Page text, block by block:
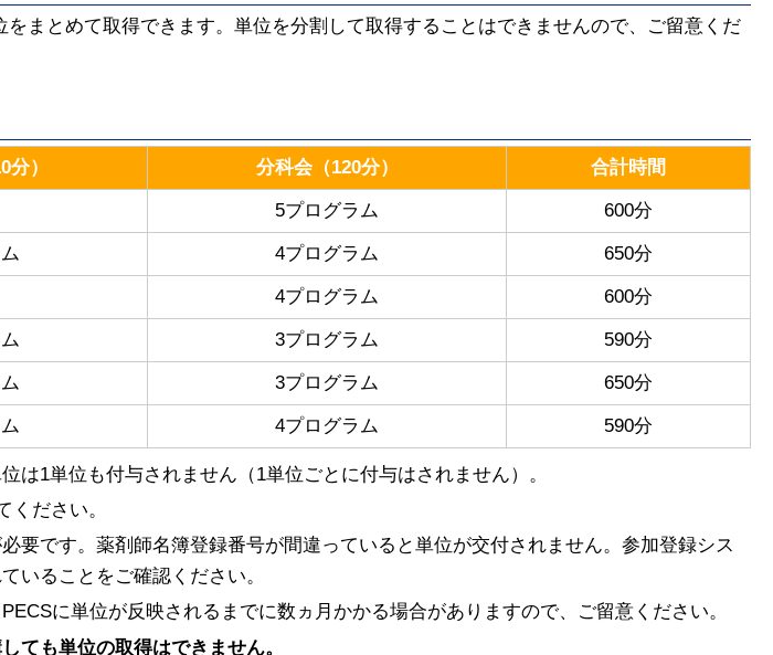
とめて取得できます。単位を分割して取得することはできませんので、ご留意くだ
） 分科会（120分） 合計時間
5プログラム 600分
4プログラム 650分
4プログラム 600分
3プログラム 590分
3プログラム 650分
4プログラム 590分
1単位も付与されません（1単位ごとに付与はされません）。
ださい。
要です。薬剤師名簿登録番号が間違っていると単位が交付されません。参加登録シス
いることをご確認ください。
に単位が反映されるまでに数ヵ月かかる場合がありますので、ご留意ください。
ても単位の取得はできません。